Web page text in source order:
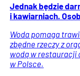
Jednak będzie
i kawiarniach.
Woda pomaga
zbędne rzeczy z
wodą w restauracji
w Polsce.